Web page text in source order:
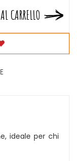
CARRELLO
ideale per chi